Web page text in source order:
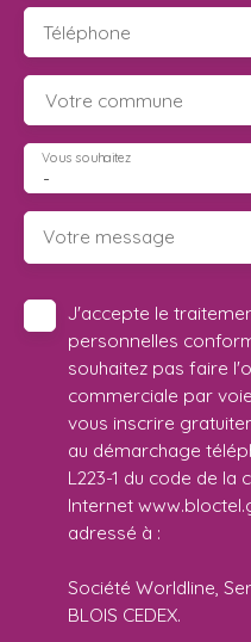
Téléphone
Votre commune
-
Vous souhaitez
Votre message
J'accepte le
personnelles
souhaitez pas faire
commerciale par
vous inscrire
au démarchage
L223-1 du code de la
Internet
adressé à :
Société Worldline,
BLOIS CEDEX.